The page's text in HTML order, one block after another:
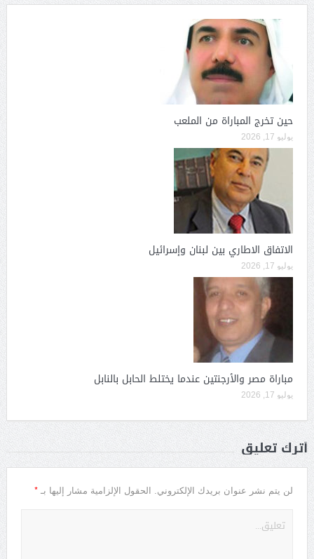
حين تخرج المباراة من الملعب
يوليو 17, 2026
الاتفاق الاطاري بين لبنان وإسرائيل
يوليو 17, 2026
مباراة مصر والأرجنتين عندما يختلط الحابل بالنابل
يوليو 17, 2026
أترك تعليق
لن يتم نشر عنوان بريدك الإلكتروني. الحقول الإلزامية مشار إليها بـ *